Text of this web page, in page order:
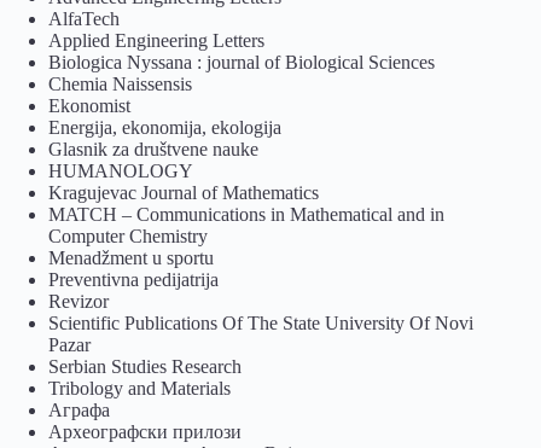
AlfaTech
Applied Engineering Letters
Biologica Nyssana : journal of Biological Sciences
Chemia Naissensis
Ekonomist
Energija, ekonomija, ekologija
Glasnik za društvene nauke
HUMANOLOGY
Kragujevac Journal of Mathematics
MATCH – Communications in Mathematical and in
Computer Chemistry
Menadžment u sportu
Preventivna pedijatrija
Revizor
Scientific Publications Of The State University Of Novi
Pazar
Serbian Studies Research
Tribology and Materials
Аграфа
Археографски прилози